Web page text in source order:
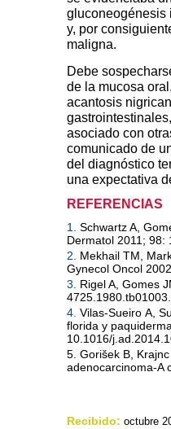
gluconeogénesis
y, por
maligna.
Debe
de la mucosa
acantosis
asociado con
comunicado de
del diagnóstico
una expectativa
REFERENCIAS
1. Schwartz A,
Dermatol 2011; 98:
2.
Mekhail TM,
Gynecol Oncol
3.
Rigel A, Gomes
4. Vilas-Sueiro A,
florida y
10.1016/
5. Gorišek B,
adenocarcinoma-A
Recibido: octubre